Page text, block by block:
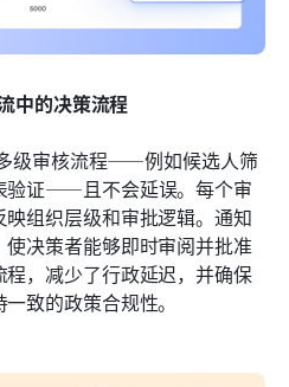
中的决策流程
级审核流程——例如候选人筛
验证——且不会延误。每个审
组织层级和审批逻辑。通知
决策者能够即时审阅并批准
，减少了行政延迟，并确保
致的政策合规性。